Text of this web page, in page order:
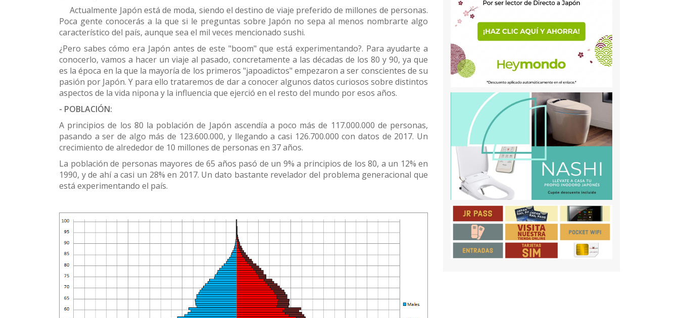
Actualmente Japón está de moda, siendo el destino de viaje preferido de millones de personas.
Poca gente conocerás a la que si le preguntas sobre Japón no sepa al menos nombrarte algo
característico del país, aunque sea el mil veces mencionado sushi.
¿Pero sabes cómo era Japón antes de este "boom" que está experimentando?. Para ayudarte a
conocerlo, vamos a hacer un viaje al pasado, concretamente a las décadas de los 80 y 90, ya que
es la época en la que la mayoría de los primeros "japoadictos" empezaron a ser conscientes de su
pasión por Japón. Y para ello trataremos de dar a conocer algunos datos curiosos sobre distintos
aspectos de la vida nipona y la influencia que ejerció en el resto del mundo por esos años.
- POBLACIÓN:
A principios de los 80 la población de Japón ascendía a poco más de 117.000.000 de personas,
pasando a ser de algo más de 123.600.000, y llegando a casi 126.700.000 con datos de 2017. Un
crecimiento de alrededor de 10 millones de personas en 37 años.
La población de personas mayores de 65 años pasó de un 9% a principios de los 80, a un 12% en
1990, y de ahí a casi un 28% en 2017. Un dato bastante revelador del problema generacional que
está experimentando el país.